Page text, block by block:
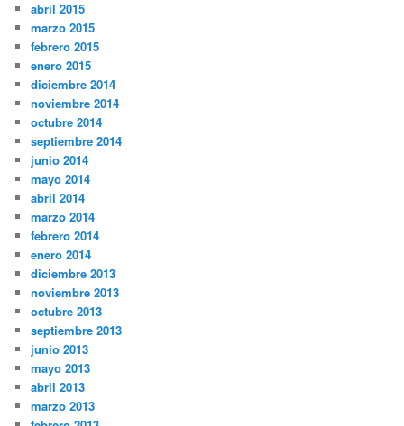
abril 2015
marzo 2015
febrero 2015
enero 2015
diciembre 2014
noviembre 2014
octubre 2014
septiembre 2014
junio 2014
mayo 2014
abril 2014
marzo 2014
febrero 2014
enero 2014
diciembre 2013
noviembre 2013
octubre 2013
septiembre 2013
junio 2013
mayo 2013
abril 2013
marzo 2013